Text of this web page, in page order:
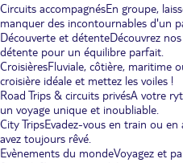
Circuits accompagnésEn groupe,
manquer des incontournables d'un
Découverte et détenteDécouvrez
détente pour un équilibre parfait.
CroisièresFluviale, côtière, maritime
croisière idéale et mettez les voiles !
Road Trips & circuits privésA votre
un voyage unique et inoubliable.
City TripsEvadez-vous en train ou
avez toujours rêvé.
Evènements du mondeVoyagez et